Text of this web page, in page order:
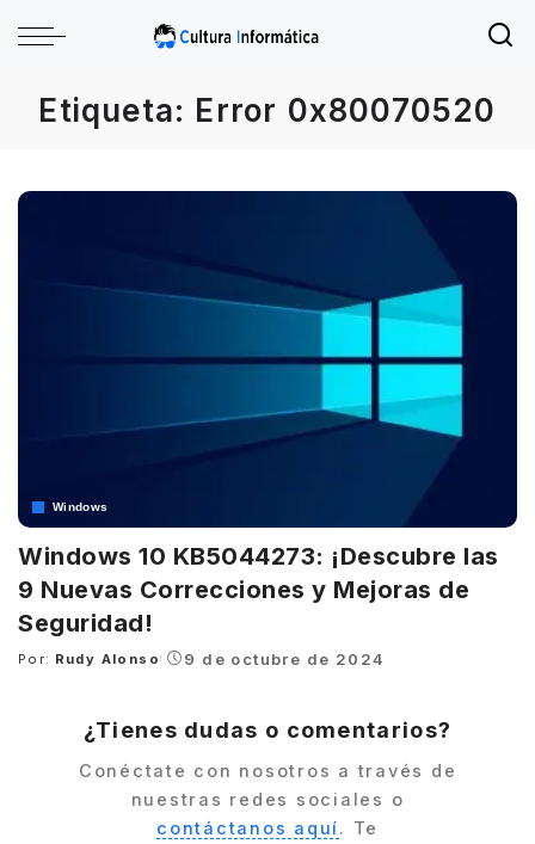
Etiqueta: Error 0x80070520
Windows
Windows 10 KB5044273: ¡Descubre las
9 Nuevas Correcciones y Mejoras de
Seguridad!
Posted
Por: Rudy Alonso 9 de octubre de 2024
¿Tienes dudas o comentarios?
Conéctate con nosotros a través de
nuestras redes sociales o
contáctanos aquí. Te